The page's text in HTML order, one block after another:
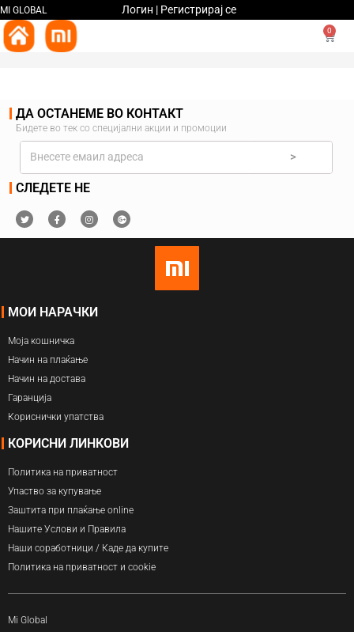
MI GLOBAL Логин | Регистрирај се
0
ДА ОСТАНЕМЕ ВО КОНТАКТ
Бидете во тек со специјални акции и промоции
>
СЛЕДЕТЕ НЕ
МОИ НАРАЧКИ
Моја кошничка
Начин на плаќање
Начин на достава
Гаранција
Кориснички упатства
КОРИСНИ ЛИНКОВИ
Политика на приватност
Упаство за купување
Заштита при плаќање online
Нашите Услови и Правила
Наши соработници / Каде да купите
Политика на приватност и cookie
Mi Global